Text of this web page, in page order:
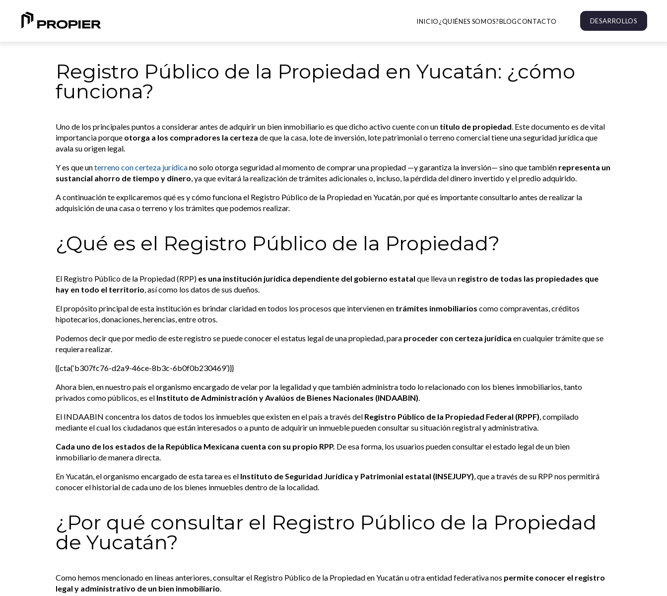
INICIO¿QUIÉNES SOMOS?BLOGCONTACTO DESARROLLOS
Registro Público de la Propiedad en Yucatán: ¿cómo
funciona?
Uno de los principales puntos a considerar antes de adquirir un bien inmobiliario es que dicho activo cuente con un título de propiedad. Este documento es de vital
importancia porque otorga a los compradores la certeza de que la casa, lote de inversión, lote patrimonial o terreno comercial tiene una seguridad jurídica que
avala su origen legal.
Y es que unterreno con certeza jurídicano solo otorga seguridad al momento de comprar una propiedad —y garantiza la inversión— sino que también representa un
sustancial ahorro de tiempo y dinero,ya que evitará la realización de trámites adicionales o, incluso, la pérdida del dinero invertido y el predio adquirido.
A continuación te explicaremos qué es y cómo funciona el Registro Público de la Propiedad en Yucatán, por qué es importante consultarlo antes de realizar la
adquisición de una casa o terreno y los trámites que podemos realizar.
¿Qué es el Registro Público de la Propiedad?
El Registro Público de la Propiedad (RPP) es una institución jurídica dependiente del gobierno estatal que lleva un registro de todas las propiedades que
hay en todo el territorio, así como los datos de sus dueños.
El propósito principal de esta institución es brindar claridad en todos los procesos que intervienen en trámites inmobiliarios como compraventas, créditos
hipotecarios, donaciones, herencias, entre otros.
Podemos decir que por medio de este registro se puede conocer el estatus legal de una propiedad, para proceder con certeza jurídica en cualquier trámite que se
requiera realizar.
{{cta(‘b307fc76-d2a9-46ce-8b3c-6b0f0b230469’)}}
Ahora bien, en nuestro país el organismo encargado de velar por la legalidad y que también administra todo lo relacionado con los bienes inmobiliarios, tanto
privados como públicos, es el Instituto de Administración y Avalúos de Bienes Nacionales (INDAABIN).
El INDAABIN concentra los datos de todos los inmuebles que existen en el país a través del Registro Público de la Propiedad Federal (RPPF), compilado
mediante el cual los ciudadanos que están interesados o a punto de adquirir un inmueble pueden consultar su situación registral y administrativa.
Cada uno de los estados de la República Mexicana cuenta con su propio RPP. De esa forma, los usuarios pueden consultar el estado legal de un bien
inmobiliario de manera directa.
En Yucatán, el organismo encargado de esta tarea es el Instituto de Seguridad Jurídica y Patrimonial estatal (INSEJUPY), que a través de su RPP nos permitirá
conocer el historial de cada uno de los bienes inmuebles dentro de la localidad.
¿Por qué consultar el Registro Público de la Propiedad
de Yucatán?
Como hemos mencionado en líneas anteriores, consultar el Registro Público de la Propiedad en Yucatán u otra entidad federativa nos permite conocer el registro
legal y administrativo de un bien inmobiliario.